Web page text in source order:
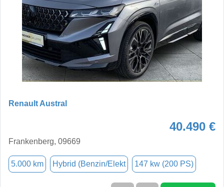
Renault Austral
40.490 €
Frankenberg, 09669
5.000 km Hybrid (Benzin/Elekt 147 kw (200 PS)